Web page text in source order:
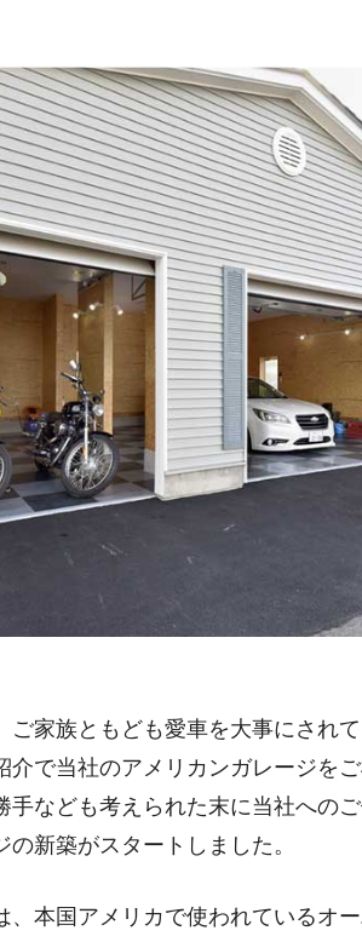
ご家族ともども愛車を大事にされ
介で当社のアメリカンガレージを
手なども考えられた末に当社への
新築がスタートしました。
、本国アメリカで使われているオ